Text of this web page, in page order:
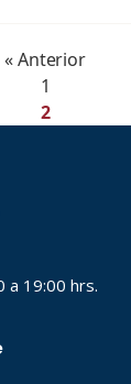
« Anterior
1
2